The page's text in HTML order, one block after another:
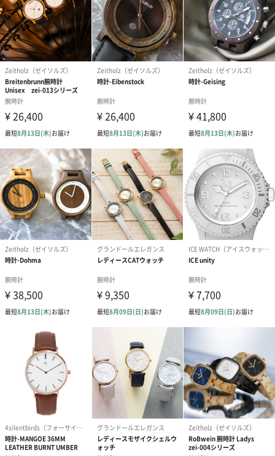
【シチズン】
基本性能・品質・デザインを追求した【シチズン】の時計。
【シチズン】は腕時計の部品から、完成時計の組み立てまで自社
で一貫製造するマニュファクチュールとして、世界130ヶ国以上で
ビジネスを展開するグローバルウオッチブランドです。
1918年の創業以来、「Better Starts Now」の信念のもと、世界に
先駆けて開発した光発電技術「エコ・ドライブ」や、最先端の衛
星電波時計など、常に時計の可能性を考え、開発を重ねてきまし
た。
2018年に創業100周年を迎えたシチズンは、これからも時計の未
大切な方への贈り物に、自分へのご褒美に。
大切な方へ【シチズン】の時計を贈りませんか。
年齢を問わず使用できるシンプルなデザインと、最先端の機能が
搭載された【シチズン】の時計は、誕生日や記念日、母の日や父
の日といった、特別な日のギフトに喜ばれるでしょう。
自分へのご褒美にもおすすめです。